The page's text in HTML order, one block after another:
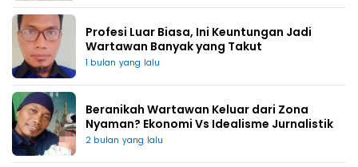
Profesi Luar Biasa, Ini Keuntungan Jadi
Wartawan Banyak yang Takut
1 bulan yang lalu
Beranikah Wartawan Keluar dari Zona
Nyaman? Ekonomi Vs Idealisme Jurnalistik
2 bulan yang lalu